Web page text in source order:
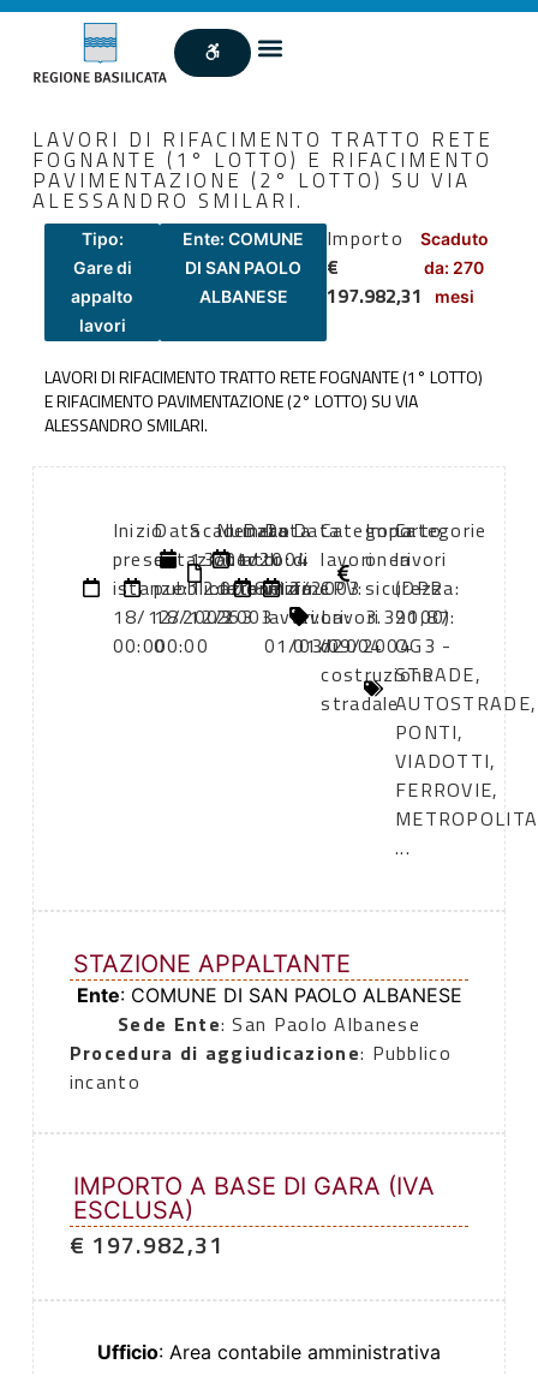
LAVORI DI RIFACIMENTO TRATTO RETE
FOGNANTE (1° LOTTO) E RIFACIMENTO
PAVIMENTAZIONE (2° LOTTO) SU VIA
ALESSANDRO SMILARI.
Tipo:
Gare di
appalto
lavori
Ente: COMUNE
DI SAN PAOLO
ALBANESE
Importo
€
197.982,31
Scaduto
da: 270
mesi
LAVORI DI RIFACIMENTO TRATTO RETE FOGNANTE (1° LOTTO)
E RIFACIMENTO PAVIMENTAZIONE (2° LOTTO) SU VIA
ALESSANDRO SMILARI.
Inizio
presentazione
istanze:
18/12/2003
00:00
Data
di
pubblicazione:
18/12/2003
00:00
Scadenza:
13/01/2004
12:00
Numero
atto:
determina
263
Data
atto:
18/12/2003
Data
di
inizio
lavori:
01/03/2004
Data
di
fine
lavori:
01/09/2004
Categoria
lavori
CPV:
Lavori
di
costruzione
stradale
Importo
oneri
sicurezza:
3.391,87
Categorie
lavori
(DPR
2000):
OG3 -
STRADE,
AUTOSTRADE,
PONTI,
VIADOTTI,
FERROVIE,
...
STAZIONE APPALTANTE
Ente: COMUNE DI SAN PAOLO ALBANESE
Sede Ente: San Paolo Albanese
Procedura di aggiudicazione: Pubblico
incanto
IMPORTO A BASE DI GARA (IVA
ESCLUSA)
€ 197.982,31
Ufficio: Area contabile amministrativa